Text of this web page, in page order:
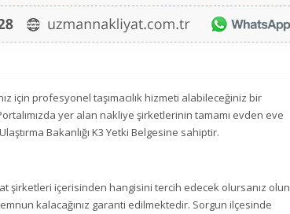
için profesyonel taşımacılık hizmeti alabileceğiniz bir
yer alan nakliye şirketlerinin tamamı evden eve
Bakanlığı K3 Yetki Belgesine sahiptir.
şirketleri içerisinden hangisini tercih edecek olursanız olun
kalacağınız garanti edilmektedir. Sorgun ilçesinde